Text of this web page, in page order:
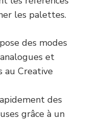
les palettes.
des modes
et
au Creative
des
grâce à un